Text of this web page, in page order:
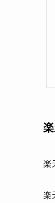
楽
楽